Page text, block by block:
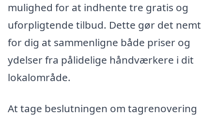
mulighed for at indhente tre gratis og
uforpligtende tilbud. Dette gør det nemt
for dig at sammenligne både priser og
ydelser fra pålidelige håndværkere i dit
lokalområde.
At tage beslutningen om tagrenovering